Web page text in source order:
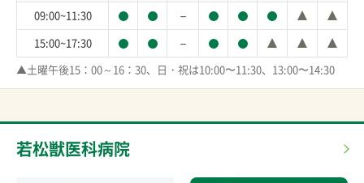
09:00~11:30 －
15:00~17:30 －
▲土曜午後15：00～16：30、日・祝は10:00〜11:30、13:00〜14:30
若松獣医科病院